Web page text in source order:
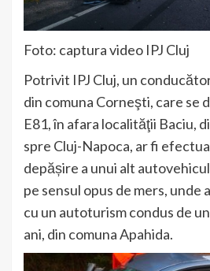
Foto: captura video IPJ Cluj
Potrivit IPJ Cluj, un
din comuna Corneşti, care se
E81, în afara localităţii Baciu,
spre Cluj-Napoca, ar fi
depășire a unui alt
pe sensul opus de mers, unde
cu un autoturism condus de
ani, din comuna Apahida.